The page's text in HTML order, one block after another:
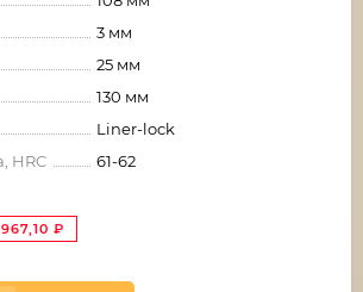
3 мм
25 мм
130 мм
Liner-lock
HRC
61-62
₽